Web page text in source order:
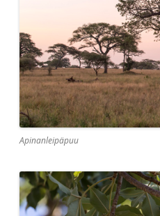
Apinanleipäpuu